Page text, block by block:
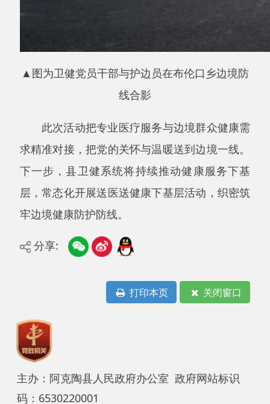
牢边境健康防护防线。
打印本页 关闭窗口
主办：阿克陶县人民政府办公室 政府网站标识
码：6530220001
承办：阿克陶县政务服务和数字发展中心 邮
地 址：新疆阿克陶县文化东路188号
中国互联网举报中心
新公网安备65302202000102号